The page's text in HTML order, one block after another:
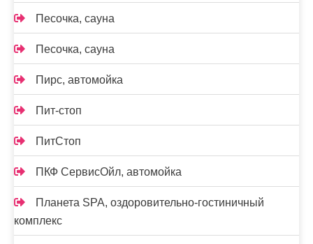
Песочка, сауна
Песочка, сауна
Пирс, автомойка
Пит-стоп
ПитСтоп
ПКФ СервисОйл, автомойка
Планета SPA, оздоровительно-гостиничный
комплекс